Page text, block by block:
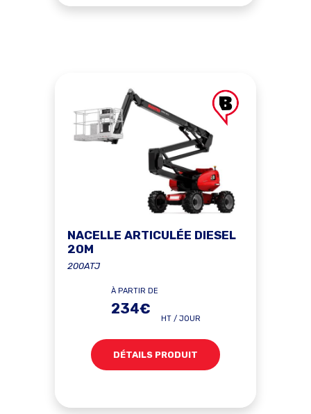
NACELLE ARTICULÉE DIESEL
20M
200ATJ
À PARTIR DE
234€
HT / JOUR
DÉTAILS PRODUIT